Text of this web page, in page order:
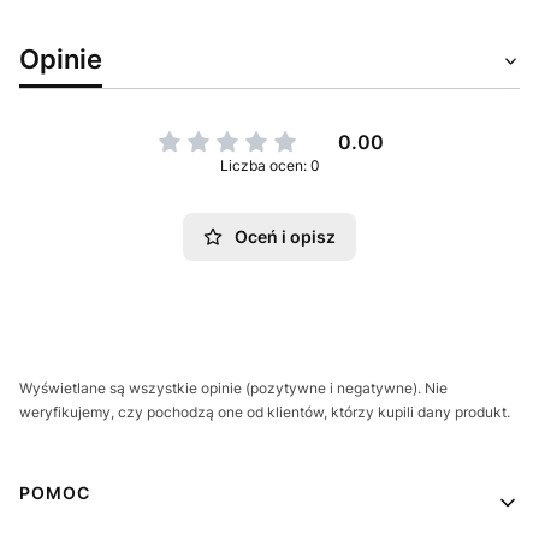
Opinie
0.00
Liczba ocen: 0
Oceń i opisz
Wyświetlane są wszystkie opinie (pozytywne i negatywne). Nie
weryfikujemy, czy pochodzą one od klientów, którzy kupili dany produkt.
Linki w stopce
POMOC